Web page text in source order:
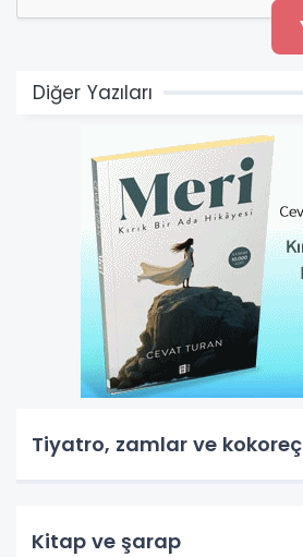
Diğer Yazıları
Tiyatro, zamlar ve kokoreç
Kitap ve şarap